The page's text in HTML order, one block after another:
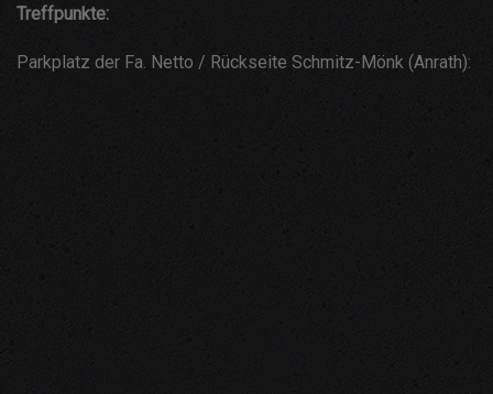
Treffpunkte:
Parkplatz der Fa. Netto / Rückseite Schmitz-Mönk (Anrath):